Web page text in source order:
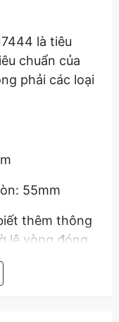
là tiêu
chuẩn của
phải các loại
55mm
thêm thông
lê vòng đóng